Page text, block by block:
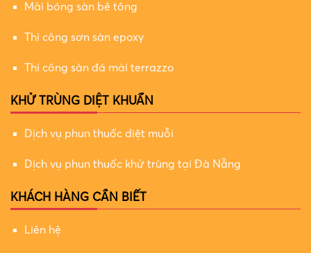
Mài bóng sàn bê tông
Thi công sơn sàn epoxy
Thi công sàn đá mài terrazzo
KHỬ TRÙNG DIỆT KHUẨN
Dịch vụ phun thuốc diệt muỗi
Dịch vụ phun thuốc khử trùng tại Đà Nẵng
KHÁCH HÀNG CẦN BIẾT
Liên hệ